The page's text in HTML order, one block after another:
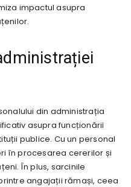
impactul asupra
din administrația
asupra funcționării
publice. Cu un personal
în procesarea cererilor și
În plus, sarcinile
angajații rămași, ceea